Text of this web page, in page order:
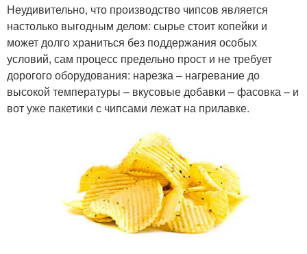
Неудивительно, что производство чипсов является
настолько выгодным делом: сырье стоит копейки и
может долго храниться без поддержания особых
условий, сам процесс предельно прост и не требует
дорогого оборудования: нарезка – нагревание до
высокой температуры – вкусовые добавки – фасовка – и
вот уже пакетики с чипсами лежат на прилавке.